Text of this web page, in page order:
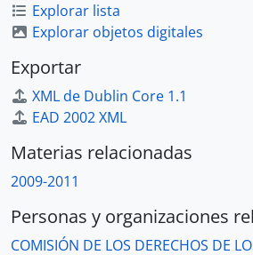
Explorar lista
Explorar objetos digitales
Exportar
XML de Dublin Core 1.1
EAD 2002 XML
Materias relacionadas
2009-2011
Personas y organizaciones
COMISIÓN DE LOS DERECHOS DE